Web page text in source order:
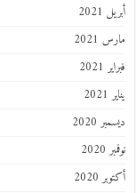
أبريل 2021
مارس 2021
فبراير 2021
يناير 2021
ديسمبر 2020
نوفمبر 2020
أكتوبر 2020